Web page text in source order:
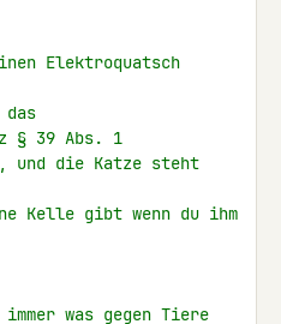
Elektroquatsch
§ 39 Abs. 1
und die Katze steht
Kelle gibt wenn du ihm
was gegen Tiere